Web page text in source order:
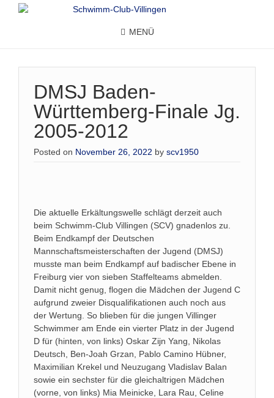
MENÜ
DMSJ Baden-
Württemberg-Finale Jg.
2005-2012
Posted on November 26, 2022 by scv1950
Die aktuelle Erkältungswelle schlägt derzeit auch
beim Schwimm-Club Villingen (SCV) gnadenlos zu.
Beim Endkampf der Deutschen
Mannschaftsmeisterschaften der Jugend (DMSJ)
musste man beim Endkampf auf badischer Ebene in
Freiburg vier von sieben Staffelteams abmelden.
Damit nicht genug, flogen die Mädchen der Jugend C
aufgrund zweier Disqualifikationen auch noch aus
der Wertung. So blieben für die jungen Villinger
Schwimmer am Ende ein vierter Platz in der Jugend
D für (hinten, von links) Oskar Zijn Yang, Nikolas
Deutsch, Ben-Joah Grzan, Pablo Camino Hübner,
Maximilian Krekel und Neuzugang Vladislav Balan
sowie ein sechster für die gleichaltrigen Mädchen
(vorne, von links) Mia Meinicke, Lara Rau, Celine